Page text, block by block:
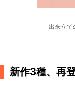
出来立て
新作3種、再